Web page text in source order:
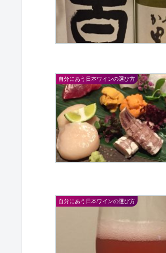
自分にあう日本ワインの選び方
自分にあう日本ワインの選び方